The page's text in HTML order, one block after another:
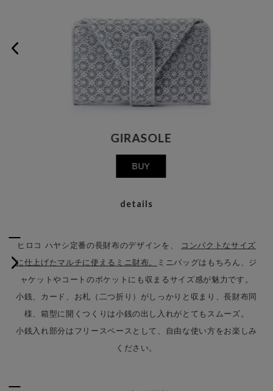
MALVA
BUY
details
ヒロコ ハヤシ定番の長財布のデザインを、
コンパクトなサイズ
に仕上げたマルチに使えるミニ財布。
ミニバッグはもちろん、ジ
ャケットやコートのポケットにも収まるサイズ感が魅力です。
小銭、カード、お札（二つ折り）がしっかりと収まり、長財布同
様、箱型に開くつくりは小銭の出し入れがとてもスムーズ。
小銭入れ部分はフリースペースとして、自由な使い方をお楽しみ
ください。